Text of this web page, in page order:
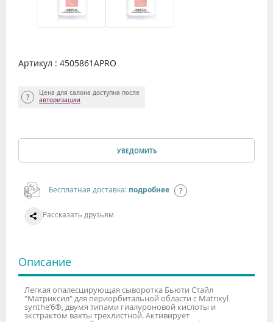
Артикул : 4505861APRO
Цена для салона доступна после
авторизации
УВЕДОМИТЬ
Бесплатная доставка: подробнее
Рассказать друзьям
Описание
Легкая опалесцирующая сыворотка Бьюти Стайл
"Матриксил" для периорбитальной области с Matrixyl
synthe’6®, двумя типами гиалуроновой кислоты и
экстрактом вахты трехлистной. Активирует